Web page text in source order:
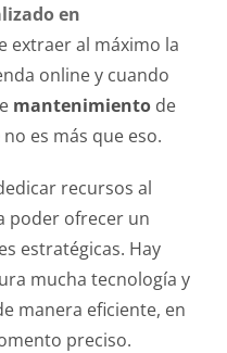
en
extraer al máximo la
online y cuando
mantenimientode
no es más que eso.
recursos al
poder ofrecer un
estratégicas. Hay
mucha tecnología y
manera eficiente, en
preciso.